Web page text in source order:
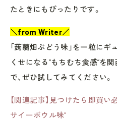
たときにもぴったりです。
＼from Writer／
「蒟蒻畑ぶどう味」を一粒に
くせになる“もちむち食感”を
で、ぜひ試してみてください。
【関連記事】見つけたら即買い
サイーボウル味”